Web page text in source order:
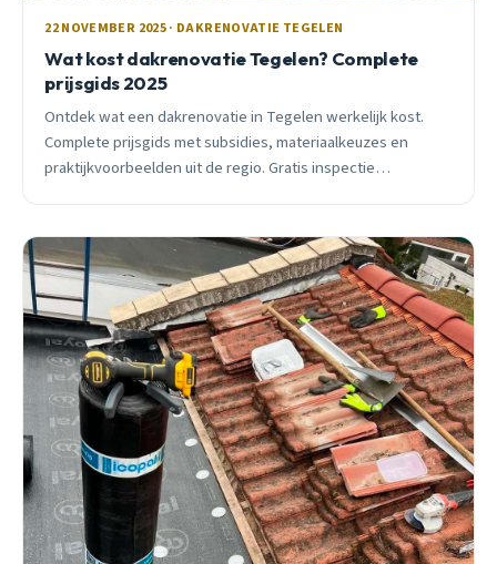
22 NOVEMBER 2025 · DAKRENOVATIE TEGELEN
Wat kost dakrenovatie Tegelen? Complete
prijsgids 2025
Ontdek wat een dakrenovatie in Tegelen werkelijk kost.
Complete prijsgids met subsidies, materiaalkeuzes en
praktijkvoorbeelden uit de regio. Gratis inspectie